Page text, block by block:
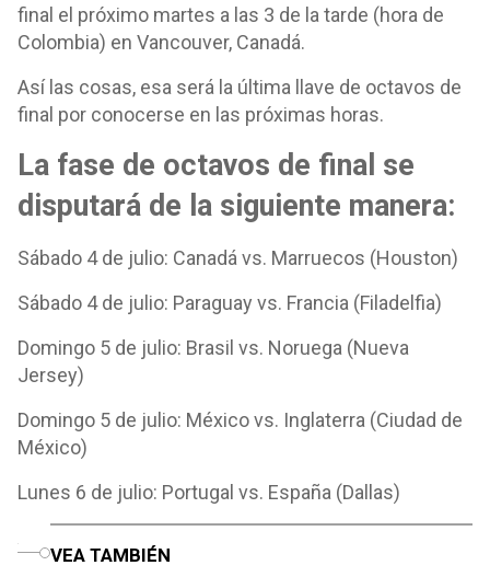
final el próximo martes a las 3 de la tarde (hora de
Colombia) en Vancouver, Canadá.
Así las cosas, esa será la última llave de octavos de
final por conocerse en las próximas horas.
La fase de octavos de final se
disputará de la siguiente manera:
Sábado 4 de julio: Canadá vs. Marruecos (Houston)
Sábado 4 de julio: Paraguay vs. Francia (Filadelfia)
Domingo 5 de julio: Brasil vs. Noruega (Nueva
Jersey)
Domingo 5 de julio: México vs. Inglaterra (Ciudad de
México)
Lunes 6 de julio: Portugal vs. España (Dallas)
VEA TAMBIÉN